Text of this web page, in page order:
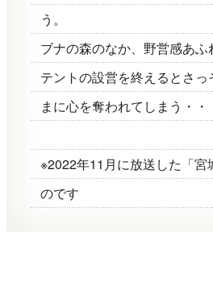
う。
ブナの森のなか、野営感あふ
テントの設営を終えるとさ
まに心を奪われてしまう・・
※2022年11月に放送した「
のです